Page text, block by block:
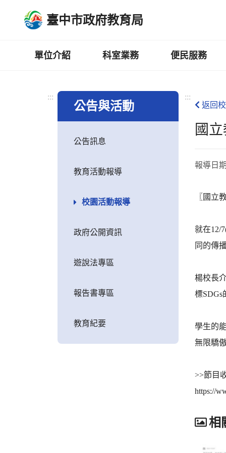
臺中市政府教育局
單位介紹 科室業務 便民服務
:::
公告與活動
公告訊息
教育活動報導
校園活動報導
政府公開資訊
遊說法專區
報告書專區
教育紀要
:::
返回
國
報導日
〖國立
就在12/
同的傳
楊校長
標
學生的
無限驕
>>節目
https://
相